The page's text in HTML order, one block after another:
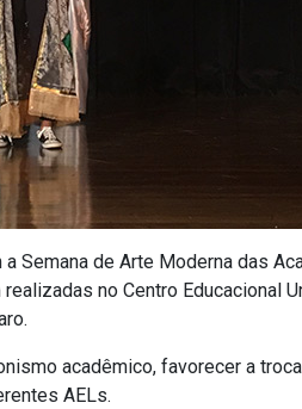
Semana de Arte Moderna das
no Centro Educacional
acadêmico, favorecer a
AELs.